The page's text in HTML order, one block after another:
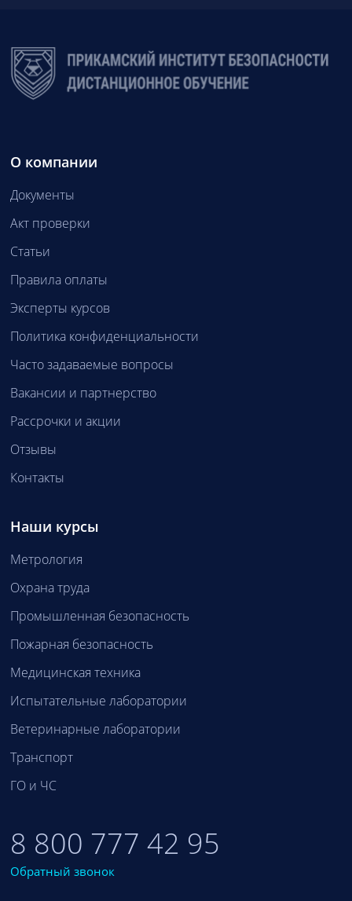
О компании
Документы
Акт проверки
Статьи
Правила оплаты
Эксперты курсов
Политика конфиденциальности
Часто задаваемые вопросы
Вакансии и партнерство
Рассрочки и акции
Отзывы
Контакты
Наши курсы
Метрология
Охрана труда
Промышленная безопасность
Пожарная безопасность
Медицинская техника
Испытательные лаборатории
Ветеринарные лаборатории
Транспорт
ГО и ЧС
8 800 777 42 95
Обратный звонок